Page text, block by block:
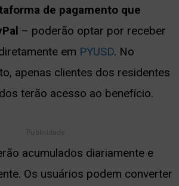
de pagamento que
– poderão optar por receber
em PYUSD. No
apenas clientes dos residentes
terão acesso ao benefício.
Publicidade
acumulados diariamente e
Os usuários podem converter